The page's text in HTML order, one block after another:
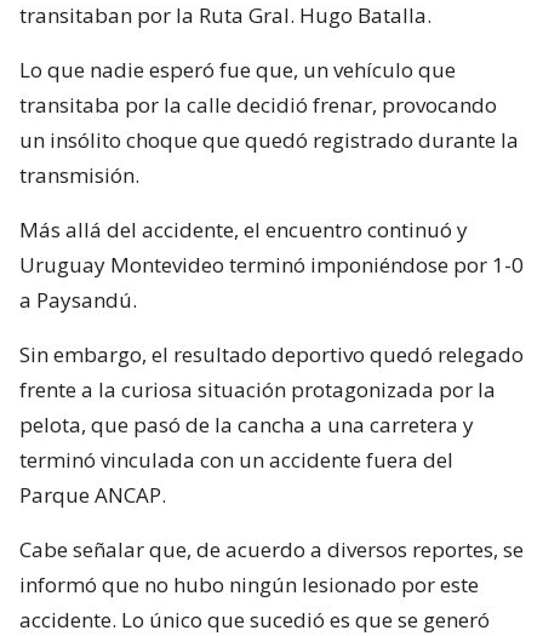
transitaban por la Ruta Gral. Hugo Batalla.
Lo que nadie esperó fue que, un vehículo que
transitaba por la calle decidió frenar, provocando
un insólito choque que quedó registrado durante la
transmisión.
Más allá del accidente, el encuentro continuó y
Uruguay Montevideo terminó imponiéndose por 1-0
a Paysandú.
Sin embargo, el resultado deportivo quedó relegado
frente a la curiosa situación protagonizada por la
pelota, que pasó de la cancha a una carretera y
terminó vinculada con un accidente fuera del
Parque ANCAP.
Cabe señalar que, de acuerdo a diversos reportes, se
informó que no hubo ningún lesionado por este
accidente. Lo único que sucedió es que se generó